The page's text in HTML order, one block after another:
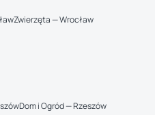
Zwierzęta — Wrocław
Dom i Ogród — Rzeszów